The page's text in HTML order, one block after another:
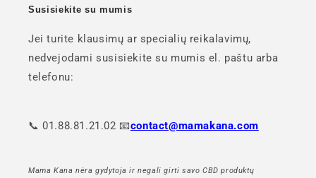
Susisiekite su mumis
Jei turite klausimų ar specialių reikalavimų,
nedvejodami susisiekite su mumis el. paštu arba
telefonu:
📞 01.88.81.21.02 📧contact@mamakana.com
Mama Kana nėra gydytoja ir negali girti savo CBD produktų